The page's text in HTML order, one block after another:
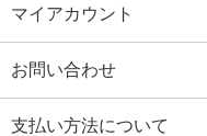
マイアカウント
お問い合わせ
支払い方法について